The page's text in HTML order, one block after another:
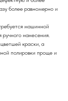
более равномерно и
машинной
нанесения.
краски, а
полировки проще и